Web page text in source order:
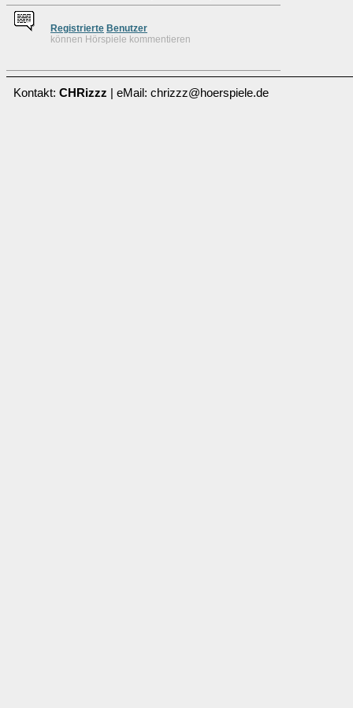
Registrierte Benutzer
können Hörspiele kommentieren
Kontakt: CHRizzz | eMail: chrizzz@hoerspiele.de